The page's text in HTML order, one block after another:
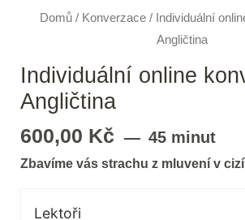
Domů/ Konverzace/ Individuální
Angličtina
Individuální online
Angličtina
600,00 Kč 45 minut
Zbavíme vás strachu z mluvení v
Lektoři